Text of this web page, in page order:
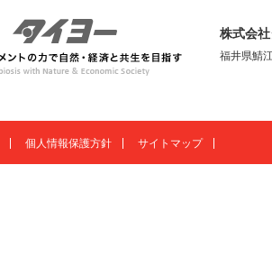
株式会
福井県鯖
個人情報保護方針 サイトマップ